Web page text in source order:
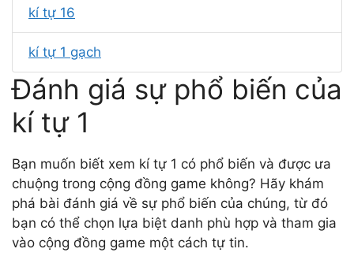
kí tự 16
kí tự 1 gạch
Đánh giá sự phổ biến của
kí tự 1
Bạn muốn biết xem kí tự 1 có phổ biến và được ưa
chuộng trong cộng đồng game không? Hãy khám
phá bài đánh giá về sự phổ biến của chúng, từ đó
bạn có thể chọn lựa biệt danh phù hợp và tham gia
vào cộng đồng game một cách tự tin.